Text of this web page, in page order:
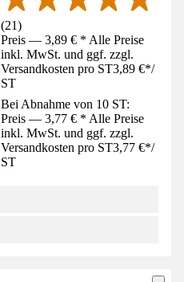
(21)
Preis — 3,89 € * Alle Preise
inkl. MwSt. und ggf. zzgl.
Versandkosten pro ST3,89 €*/
ST
Bei Abnahme von 10 ST:
Preis — 3,77 € * Alle Preise
inkl. MwSt. und ggf. zzgl.
Versandkosten pro ST3,77 €*/
ST